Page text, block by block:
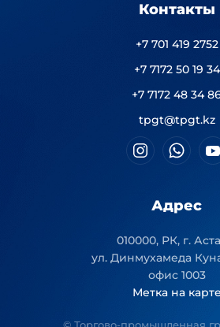
Контакты
+7 701 419 2752
+7 7172 50 19 34
+7 7172 48 34
tpgt@tpgt.kz
Адрес
010000, РК, г.
ул. Динмухамеда
офис 1003
Метка на карте